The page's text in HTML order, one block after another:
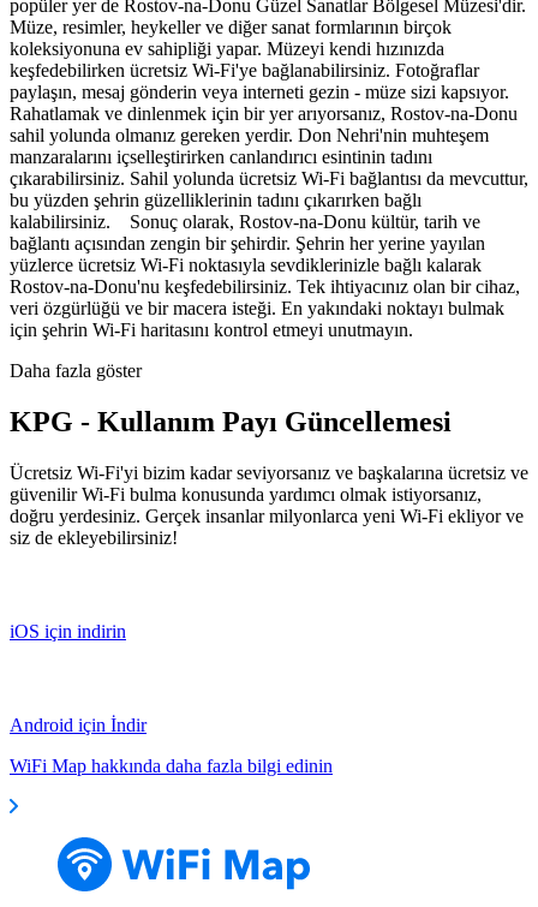
popüler yer de Rostov-na-Donu Güzel Sanatlar Bölgesel Müzesi'dir.
Müze, resimler, heykeller ve diğer sanat formlarının birçok
koleksiyonuna ev sahipliği yapar. Müzeyi kendi hızınızda
keşfedebilirken ücretsiz Wi-Fi'ye bağlanabilirsiniz. Fotoğraflar
paylaşın, mesaj gönderin veya interneti gezin - müze sizi kapsıyor.
Rahatlamak ve dinlenmek için bir yer arıyorsanız, Rostov-na-Donu
sahil yolunda olmanız gereken yerdir. Don Nehri'nin muhteşem
manzaralarını içselleştirirken canlandırıcı esintinin tadını
çıkarabilirsiniz. Sahil yolunda ücretsiz Wi-Fi bağlantısı da mevcuttur,
bu yüzden şehrin güzelliklerinin tadını çıkarırken bağlı
kalabilirsiniz. Sonuç olarak, Rostov-na-Donu kültür, tarih ve
bağlantı açısından zengin bir şehirdir. Şehrin her yerine yayılan
yüzlerce ücretsiz Wi-Fi noktasıyla sevdiklerinizle bağlı kalarak
Rostov-na-Donu'nu keşfedebilirsiniz. Tek ihtiyacınız olan bir cihaz,
veri özgürlüğü ve bir macera isteği. En yakındaki noktayı bulmak
için şehrin Wi-Fi haritasını kontrol etmeyi unutmayın.
Daha fazla göster
KPG - Kullanım Payı Güncellemesi
Ücretsiz Wi-Fi'yi bizim kadar seviyorsanız ve başkalarına ücretsiz ve
güvenilir Wi-Fi bulma konusunda yardımcı olmak istiyorsanız,
doğru yerdesiniz. Gerçek insanlar milyonlarca yeni Wi-Fi ekliyor ve
siz de ekleyebilirsiniz!
iOS için indirin
Android için İndir
WiFi Map hakkında daha fazla bilgi edinin